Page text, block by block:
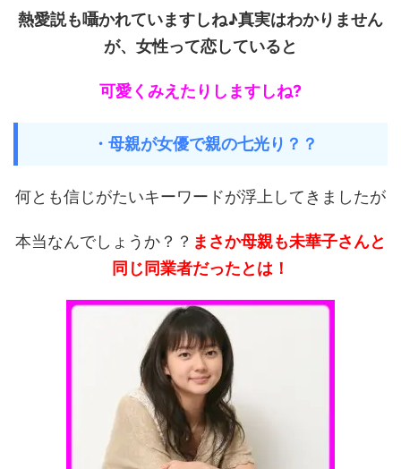
熱愛説も囁かれていますしね♪真実はわかりません
が、女性って恋していると
可愛くみえたりしますしね?
・母親が女優で親の七光り？？
何とも信じがたいキーワードが浮上してきましたが
本当なんでしょうか？？ まさか母親も未華子さんと
同じ同業者だったとは！